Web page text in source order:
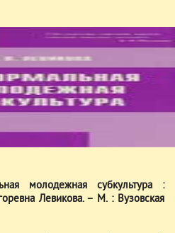
молодежная субкультура :
Левикова. – М. : Вузовская